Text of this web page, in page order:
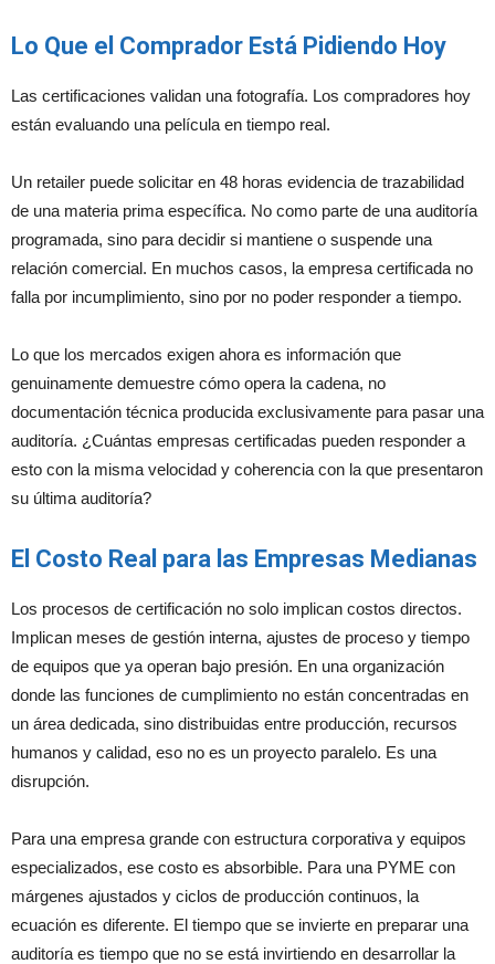
Lo Que el Comprador Está Pidiendo Hoy
Las certificaciones validan una fotografía. Los compradores hoy
están evaluando una película en tiempo real.
Un retailer puede solicitar en 48 horas evidencia de trazabilidad
de una materia prima específica. No como parte de una auditoría
programada, sino para decidir si mantiene o suspende una
relación comercial. En muchos casos, la empresa certificada no
falla por incumplimiento, sino por no poder responder a tiempo.
Lo que los mercados exigen ahora es información que
genuinamente demuestre cómo opera la cadena, no
documentación técnica producida exclusivamente para pasar una
auditoría. ¿Cuántas empresas certificadas pueden responder a
esto con la misma velocidad y coherencia con la que presentaron
su última auditoría?
El Costo Real para las Empresas Medianas
Los procesos de certificación no solo implican costos directos.
Implican meses de gestión interna, ajustes de proceso y tiempo
de equipos que ya operan bajo presión. En una organización
donde las funciones de cumplimiento no están concentradas en
un área dedicada, sino distribuidas entre producción, recursos
humanos y calidad, eso no es un proyecto paralelo. Es una
disrupción.
Para una empresa grande con estructura corporativa y equipos
especializados, ese costo es absorbible. Para una PYME con
márgenes ajustados y ciclos de producción continuos, la
ecuación es diferente. El tiempo que se invierte en preparar una
auditoría es tiempo que no se está invirtiendo en desarrollar la